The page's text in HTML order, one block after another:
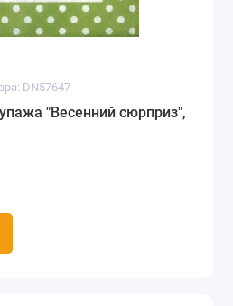
DN57647
"Весенний сюрприз",